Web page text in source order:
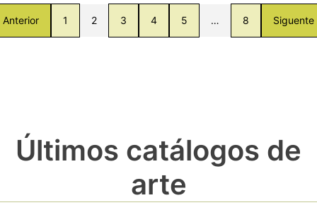
Anterior 1 2 3 4 5 … 8 Siguente
Últimos catálogos de
arte